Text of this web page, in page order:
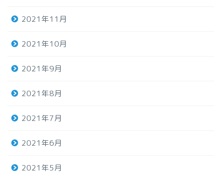
2021年11月
2021年10月
2021年9月
2021年8月
2021年7月
2021年6月
2021年5月